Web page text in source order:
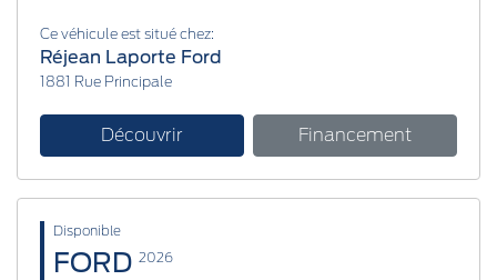
Ce véhicule est situé chez:
Réjean Laporte Ford
1881 Rue Principale
Découvrir Financement
Disponible
FORD 2026